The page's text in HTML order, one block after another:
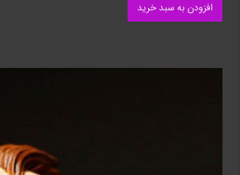
افزودن به سبد خرید